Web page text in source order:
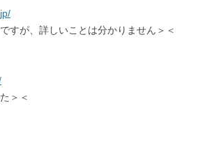
すが、詳しいことは分かりません＞＜
＞＜